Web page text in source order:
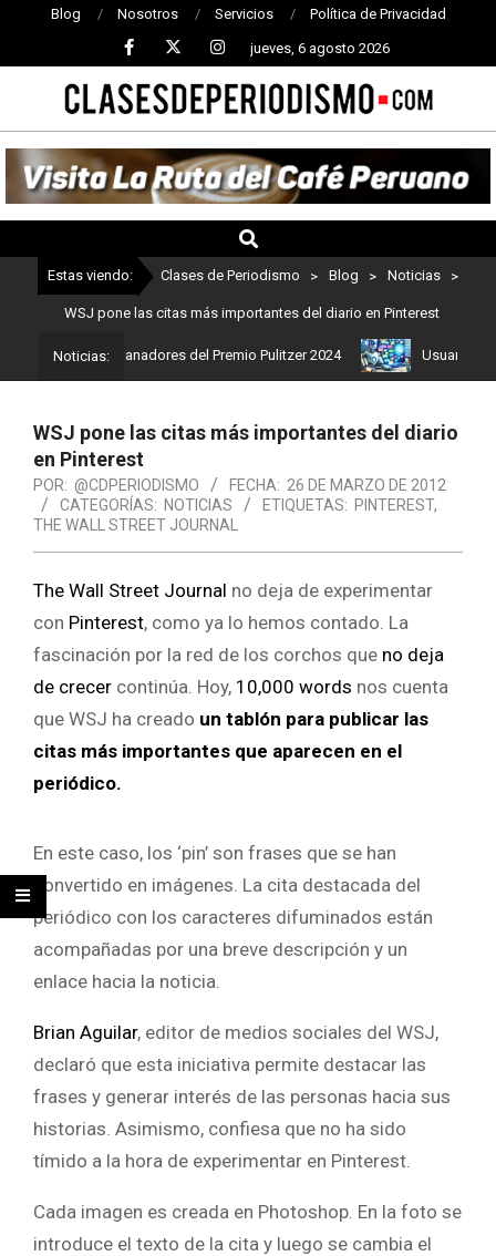
Blog Nosotros Servicios Política de Privacidad
jueves, 6 agosto 2026
CLASES
DE
PERIODISMO
Estas viendo: Clases de Periodismo > Blog > Noticias >
WSJ pone las citas más importantes del diario en Pinterest
Noticias:
son los ganadores del Premio Pulitzer 2024 Usuarios de
WSJ pone las citas más importantes del diario
en Pinterest
POR: @CDPERIODISMO FECHA: 26 DE MARZO DE 2012
CATEGORÍAS: NOTICIAS ETIQUETAS: PINTEREST,
THE WALL STREET JOURNAL
The Wall Street Journal no deja de experimentar
con Pinterest, como ya lo hemos contado. La
fascinación por la red de los corchos que no deja
de crecer continúa. Hoy, 10,000 words nos cuenta
que WSJ ha creado un tablón para publicar las
citas más importantes que aparecen en el
periódico.
En este caso, los ‘pin’ son frases que se han
convertido en imágenes. La cita destacada del
periódico con los caracteres difuminados están
acompañadas por una breve descripción y un
enlace hacia la noticia.
Brian Aguilar, editor de medios sociales del WSJ,
declaró que esta iniciativa permite destacar las
frases y generar interés de las personas hacia sus
historias. Asimismo, confiesa que no ha sido
tímido a la hora de experimentar en Pinterest.
Cada imagen es creada en Photoshop. En la foto se
introduce el texto de la cita y luego se cambia el